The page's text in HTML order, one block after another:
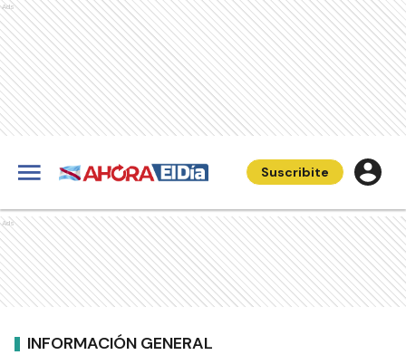
Ads
Suscribite
Ads
INFORMACIÓN GENERAL